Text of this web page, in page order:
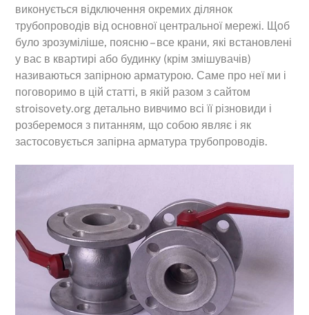
виконується відключення окремих ділянок
трубопроводів від основної центральної мережі. Щоб
було зрозуміліше, поясню – все крани, які встановлені
у вас в квартирі або будинку (крім змішувачів)
називаються запірною арматурою. Саме про неї ми і
поговоримо в цій статті, в якій разом з сайтом
stroisovety.org детально вивчимо всі її різновиди і
розберемося з питанням, що собою являє і як
застосовується запірна арматура трубопроводів.